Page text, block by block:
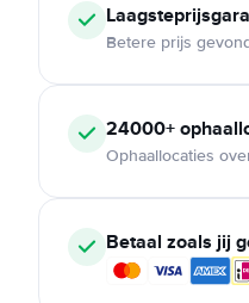
Betere prijs
24000+
Ophaallocaties
Betaal zoals jij